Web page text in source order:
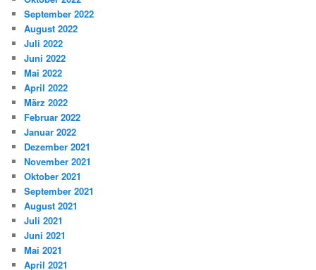
September 2022
August 2022
Juli 2022
Juni 2022
Mai 2022
April 2022
März 2022
Februar 2022
Januar 2022
Dezember 2021
November 2021
Oktober 2021
September 2021
August 2021
Juli 2021
Juni 2021
Mai 2021
April 2021